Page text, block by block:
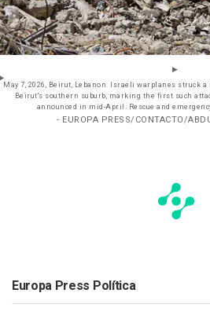
May 7, 2026, Beirut, Lebanon: Israeli warplanes
Beirut's southern suburb, marking the first such
announced in mid-April. Rescue and
- EUROPA PRESS/CONTACTO/
Europa Press Política